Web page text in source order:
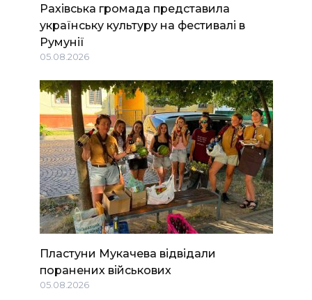
Рахівська громада представила
українську культуру на фестивалі в
Румунії
05.08.2026
Пластуни Мукачева відвідали
поранених військових
05.08.2026